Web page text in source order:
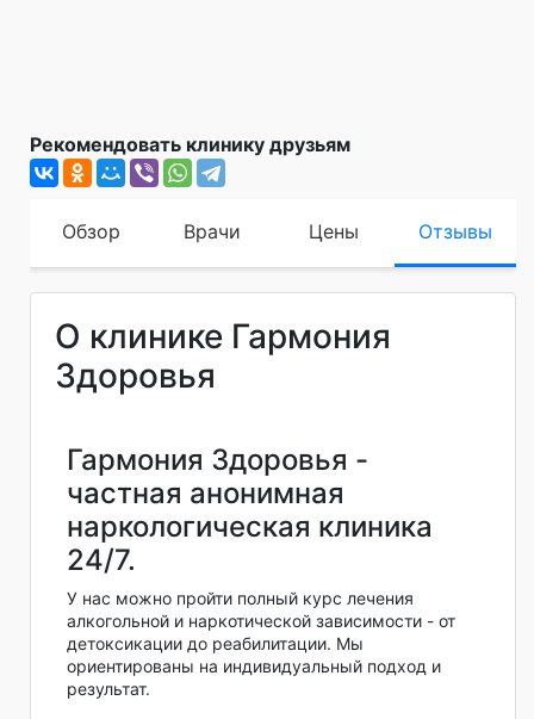
Рекомендовать клинику друзьям
Обзор Врачи Цены Отзывы
О клинике Гармония
Здоровья
Гармония Здоровья -
частная анонимная
наркологическая клиника
24/7.
У нас можно пройти полный курс лечения
алкогольной и наркотической зависимости - от
детоксикации до реабилитации. Мы
ориентированы на индивидуальный подход и
результат.